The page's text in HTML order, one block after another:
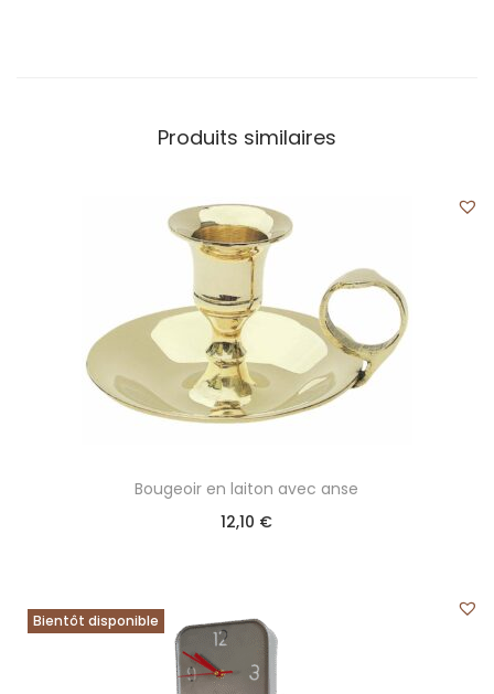
Produits similaires
Bougeoir en laiton avec anse
12,10 €
Bientôt disponible